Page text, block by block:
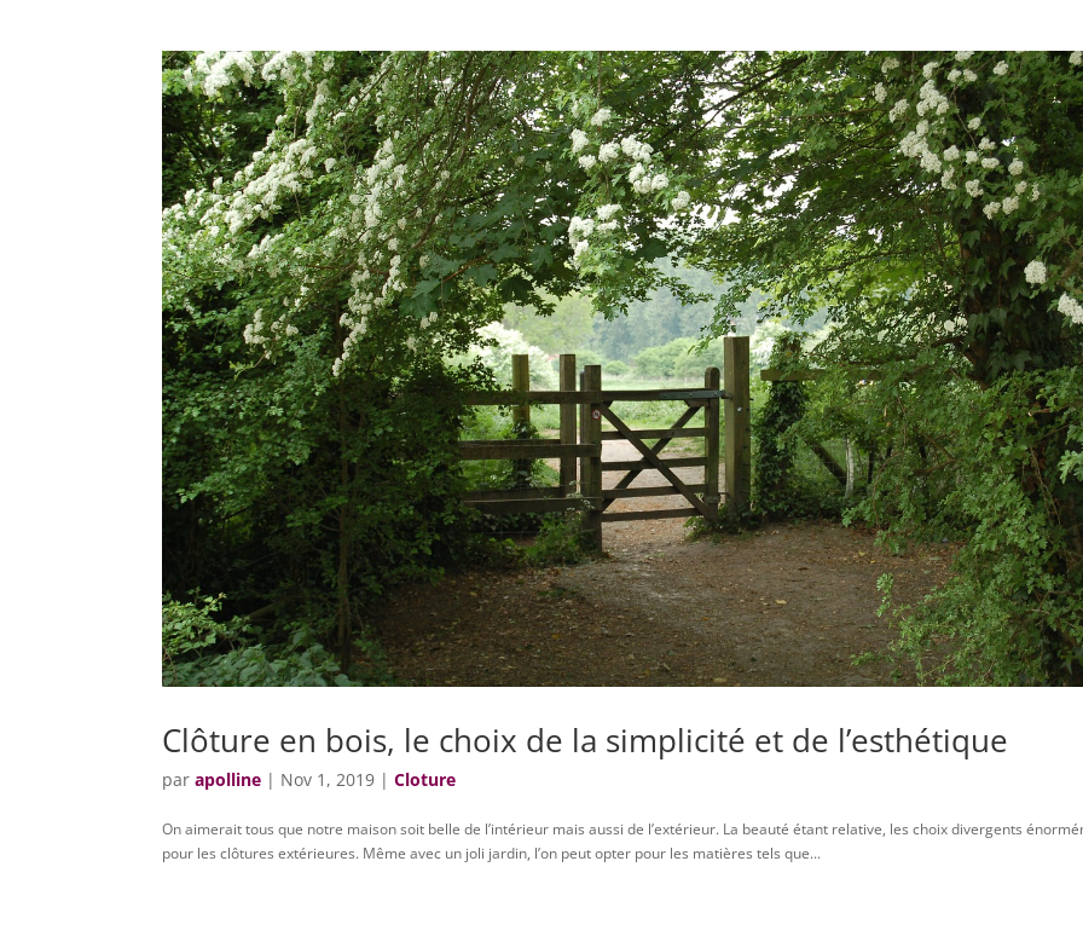
Clôture en bois, le choix de la simplicité et de l’esthétique
parapolline | Nov 1, 2019 |Cloture
On aimerait tous que notre maison soit belle de l’intérieur mais aussi de l’extérieur. La beauté étant relative, les choix divergents
pour les clôtures extérieures. Même avec un joli jardin, l’on peut opter pour les matières tels que...